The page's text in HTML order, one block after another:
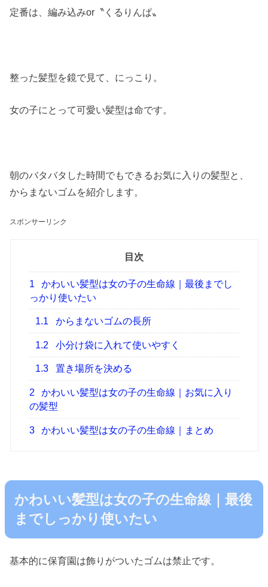
定番は、編み込みor〝くるりんぱ〟
整った髪型を鏡で見て、にっこり。
女の子にとって可愛い髪型は命です。
朝のバタバタした時間でもできるお気に入りの髪型と、
からまないゴムを紹介します。
スポンサーリンク
目次
1
かわいい髪型は女の子の生命線｜最後までし
っかり使いたい
1.1 からまないゴムの長所
1.2 小分け袋に入れて使いやすく
1.3 置き場所を決める
2
かわいい髪型は女の子の生命線｜お気に入り
の髪型
3 かわいい髪型は女の子の生命線｜まとめ
かわいい髪型は女の子の生命線｜最後
までしっかり使いたい
基本的に保育園は飾りがついたゴムは禁止です。